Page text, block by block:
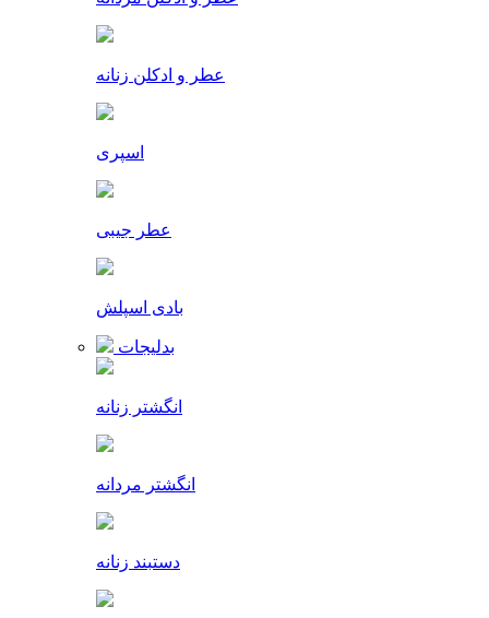
عطر و ادکلن زنانه
اسپری
عطر جیبی
بادی اسپلش
بدلیجات
انگشتر زنانه
انگشتر مردانه
دستبند زنانه